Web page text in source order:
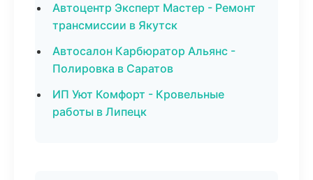
Автоцентр Эксперт Мастер - Ремонт
трансмиссии в Якутск
Автосалон Карбюратор Альянс -
Полировка в Саратов
ИП Уют Комфорт - Кровельные
работы в Липецк